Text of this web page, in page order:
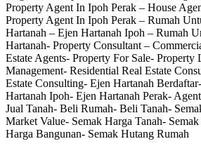
Property Agent In Ipoh Perak – House
Property Agent In Ipoh Perak – Rumah
Hartanah – Ejen Hartanah Ipoh – Rumah
Hartanah- Property Consultant –
Estate Agents- Property For Sale- Property
Management- Residential Real Estate
Estate Consulting- Ejen Hartanah
Hartanah Ipoh- Ejen Hartanah Perak-
Jual Tanah- Beli Rumah- Beli Tanah-
Market Value- Semak Harga Tanah-
Harga Bangunan- Semak Hutang Rumah